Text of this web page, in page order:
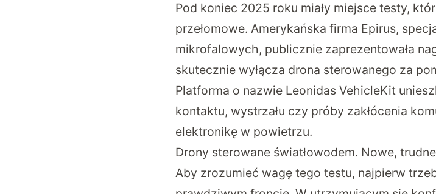
Pod koniec 2025 roku miały miejsce testy,
przełomowe. Amerykańska firma Epirus,
mikrofalowych, publicznie zaprezentowała
skutecznie wyłącza drona sterowanego za
Platforma o nazwie Leonidas VehicleKit
kontaktu, wystrzału czy próby zakłócenia
elektronikę w powietrzu.
Drony sterowane światłowodem. Nowe,
Aby zrozumieć wagę tego testu, najpierw